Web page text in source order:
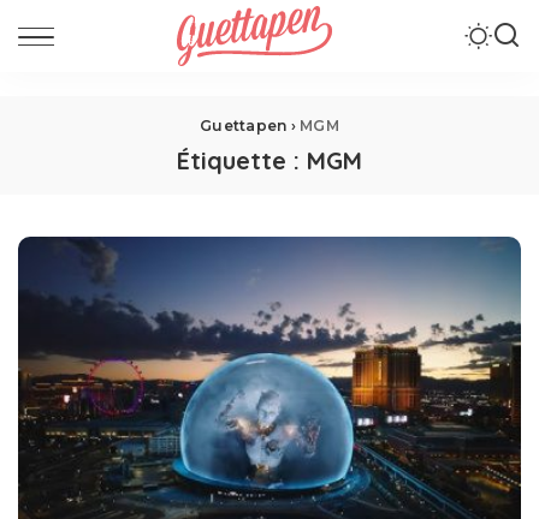
Guettapen › MGM
Étiquette : MGM